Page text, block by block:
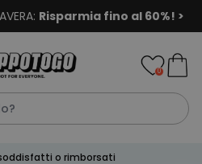
Risparmia fino al 60%! >
0
o rimborsati